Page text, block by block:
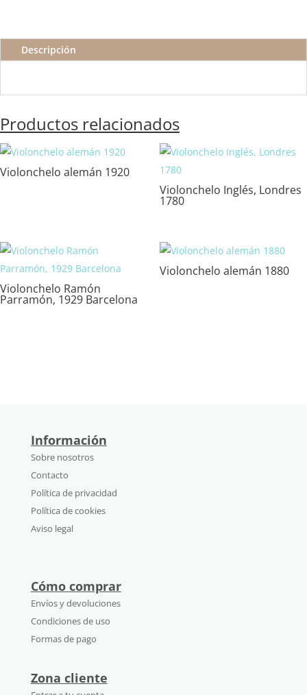
Descripción
Productos relacionados
Violonchelo alemán 1920
Violonchelo Inglés, Londres
1780
Violonchelo Ramón
Parramón, 1929 Barcelona
Violonchelo alemán 1880
Información
Sobre nosotros
Contacto
Política de privacidad
Política de cookies
Aviso legal
Cómo comprar
Envíos y devoluciones
Condiciones de uso
Formas de pago
Zona cliente